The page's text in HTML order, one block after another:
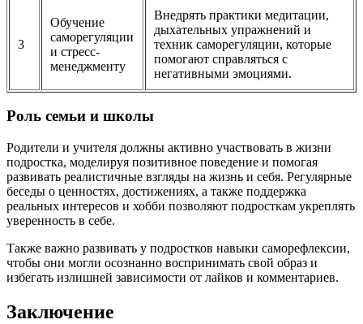
3
Обучение
саморегуляции
и стресс-
менеджменту
Внедрять практики медитации,
дыхательных упражнений и
техник саморегуляции, которые
помогают справляться с
негативными эмоциями.
Роль семьи и школы
Родители и учителя должны активно участвовать в жизни
подростка, моделируя позитивное поведение и помогая
развивать реалистичные взгляды на жизнь и себя. Регулярные
беседы о ценностях, достижениях, а также поддержка
реальных интересов и хобби позволяют подросткам укреплять
уверенность в себе.
Также важно развивать у подростков навыки саморефлексии,
чтобы они могли осознанно воспринимать свой образ и
избегать излишней зависимости от лайков и комментариев.
Заключение